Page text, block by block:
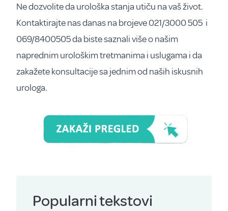
Ne dozvolite da urološka stanja utiču na vaš život.
Kontaktirajte nas danas na brojeve021/3000 505 i
069/8400505da biste saznali više o našim
naprednim urološkim tretmanima i uslugama i da
zakažete konsultacije sa jednim od naših iskusnih
urologa.
Popularni tekstovi